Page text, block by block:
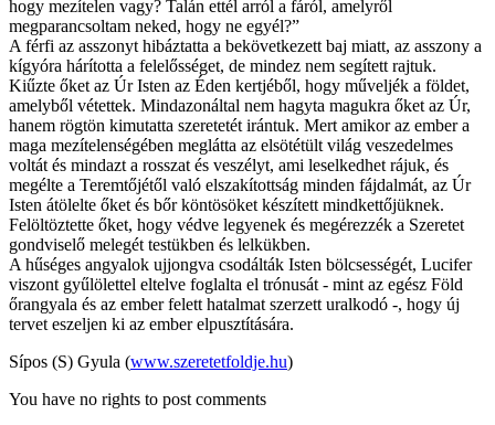
hogy mezítelen vagy? Talán ettél arról a fáról, amelyről
megparancsoltam neked, hogy ne egyél?”
A férfi az asszonyt hibáztatta a bekövetkezett baj miatt, az asszony a
kígyóra hárította a felelősséget, de mindez nem segített rajtuk.
Kiűzte őket az Úr Isten az Éden kertjéből, hogy műveljék a földet,
amelyből vétettek. Mindazonáltal nem hagyta magukra őket az Úr,
hanem rögtön kimutatta szeretetét irántuk. Mert amikor az ember a
maga mezítelenségében meglátta az elsötétült világ veszedelmes
voltát és mindazt a rosszat és veszélyt, ami leselkedhet rájuk, és
megélte a Teremtőjétől való elszakítottság minden fájdalmát, az Úr
Isten átölelte őket és bőr köntösöket készített mindkettőjüknek.
Felöltöztette őket, hogy védve legyenek és megérezzék a Szeretet
gondviselő melegét testükben és lelkükben.
A hűséges angyalok ujjongva csodálták Isten bölcsességét, Lucifer
viszont gyűlölettel eltelve foglalta el trónusát - mint az egész Föld
őrangyala és az ember felett hatalmat szerzett uralkodó -, hogy új
tervet eszeljen ki az ember elpusztítására.
Sípos (S) Gyula (www.szeretetfoldje.hu)
You have no rights to post comments